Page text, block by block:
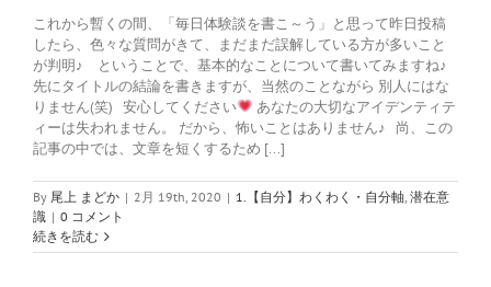
これから暫くの間、「毎日体験談を書こ～う」と思って昨日投稿
したら、色々な質問がきて、まだまだ誤解している方が多いこと
が判明♪ ということで、基本的なことについて書いてみますね♪
先にタイトルの結論を書きますが、当然のことながら 別人にはな
りません(笑) 安心してください
あなたの大切なアイデンティテ
ィーは失われません。 だから、怖いことはありません♪ 尚、この
記事の中では、文章を短くするため [...]
By 尾上 まどか | 2月 19th, 2020 | 1.【自分】わくわく・自分軸 潜在意
識 | 0 コメント
続きを読む